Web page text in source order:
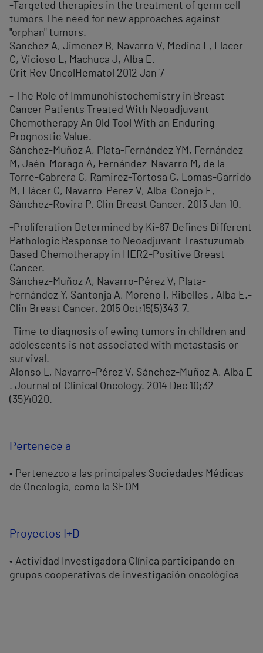
-Targeted therapies in the treatment of germ cell
tumors The need for new approaches against
"orphan" tumors.
Sanchez A, Jimenez B, Navarro V, Medina L, Llacer
C, Vicioso L, Machuca J, Alba E.
Crit Rev OncolHematol 2012 Jan 7
- The Role of Immunohistochemistry in Breast
Cancer Patients Treated With Neoadjuvant
Chemotherapy An Old Tool With an Enduring
Prognostic Value.
Sánchez-Muñoz A, Plata-Fernández YM, Fernández
M, Jaén-Morago A, Fernández-Navarro M, de la
Torre-Cabrera C, Ramirez-Tortosa C, Lomas-Garrido
M, Llácer C, Navarro-Perez V, Alba-Conejo E,
Sánchez-Rovira P. Clin Breast Cancer. 2013 Jan 10.
-Proliferation Determined by Ki-67 Defines Different
Pathologic Response to Neoadjuvant Trastuzumab-
Based Chemotherapy in HER2-Positive Breast
Cancer.
Sánchez-Muñoz A, Navarro-Pérez V, Plata-
Fernández Y, Santonja A, Moreno I, Ribelles , Alba E.-
Clin Breast Cancer. 2015 Oct;15(5)343-7.
-Time to diagnosis of ewing tumors in children and
adolescents is not associated with metastasis or
survival.
Alonso L, Navarro-Pérez V, Sánchez-Muñoz A, Alba E
. Journal of Clinical Oncology. 2014 Dec 10;32
(35)4020.
Pertenece a
• Pertenezco a las principales Sociedades Médicas
de Oncología, como la SEOM
Proyectos I+D
• Actividad Investigadora Clínica participando en
grupos cooperativos de investigación oncológica